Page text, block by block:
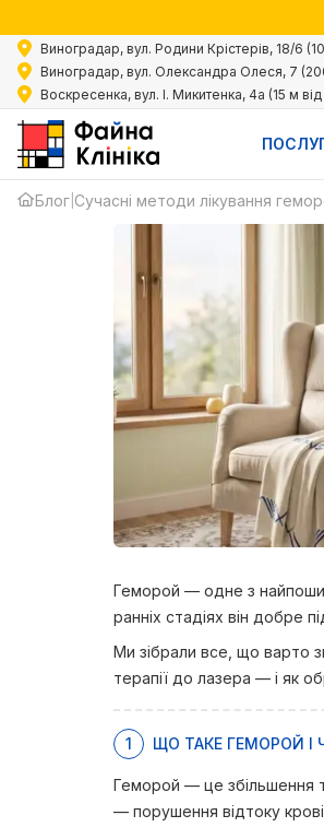
Виноградар, вул. Родини Крістерів, 18/6
Виноградар, вул. Олександра Олеся, 7
Воскресенка, вул. І. Микитенка, 4а (15 м
Блог Сучасні методи лікування
Геморой — одне з
ранніх стадіях він добре
Ми зібрали все, що варто
терапії до лазера — і як
1 ЩО ТАКЕ ГЕМОРОЙ І
Геморой — це збільшення
— порушення відтоку крові